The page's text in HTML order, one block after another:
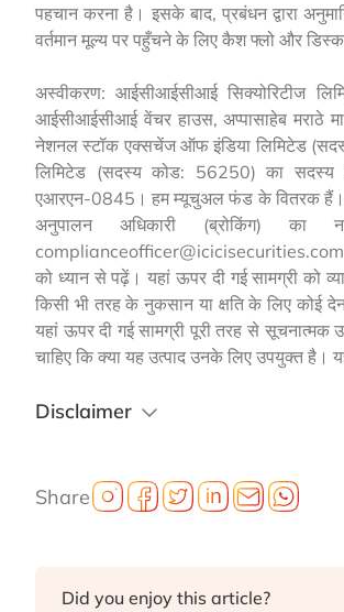
पहचान करना है। इसके बाद, प्रबंधन द्वारा
वर्तमान मूल्य पर पहुँचने के लिए कैश फ्लो और
अस्वीकरण: आईसीआईसीआई सिक्योरिटीज
आईसीआईसीआई वेंचर हाउस, अप्पासाहेब
नेशनल स्टॉक एक्सचेंज ऑफ इंडिया लिमिटेड
लिमिटेड (सदस्य कोड: 56250) का
एआरएन-0845। हम म्यूचुअल फंड के वितरक हैं।
अनुपालन अधिकारी (ब्रोकिंग)
complianceofficer@icicisecurities.com।
को ध्यान से पढ़ें। यहां ऊपर दी गई सामग्री को
किसी भी तरह के नुकसान या क्षति के लिए कोई
यहां ऊपर दी गई सामग्री पूरी तरह से सूचनात्मक
चाहिए कि क्या यह उत्पाद उनके लिए उपयुक्त है।
Disclaimer
Share
Did you enjoy this article?